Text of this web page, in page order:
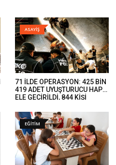
ASAYİŞ
71 İLDE OPERASYON: 425 BİN
419 ADET UYUŞTURUCU HAP
ELE GEÇİRİLDİ, 844 KİŞİ
EĞİTİM